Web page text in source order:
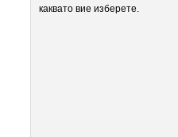
каквато вие изберете.